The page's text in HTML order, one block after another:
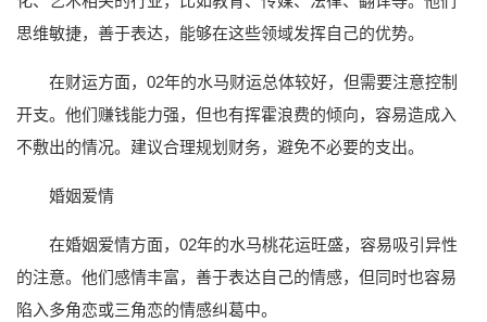
思维敏捷，善于表达，能够在这些领域发挥自己的优势。
在财运方面，02年的水马财运总体较好，但需要注意控制
开支。他们赚钱能力强，但也有挥霍浪费的倾向，容易造成入
不敷出的情况。建议合理规划财务，避免不必要的支出。
婚姻爱情
在婚姻爱情方面，02年的水马桃花运旺盛，容易吸引异性
的注意。他们感情丰富，善于表达自己的情感，但同时也容易
陷入多角恋或三角恋的情感纠葛中。